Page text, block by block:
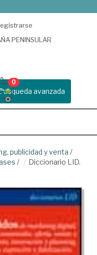
PENINSULAR
avanzada
0
publicidad y venta /
/
Diccionario LID.